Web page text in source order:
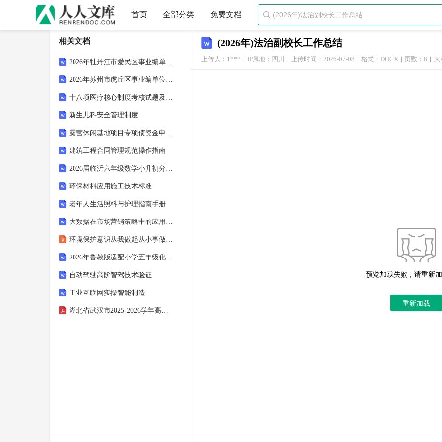
首页 全部分类 免费文档 
(2026年)法治副校长工作总结
上传人：1*** IP属地：四川 上传时间：2026-07-08 格式：DOCX 页数：8 大
预览加载失败，请重新
重新加载
相关文档
2026年牡丹江市爱民区事业编单位人员招聘考试参考试题及答案详解
2026年苏州市虎丘区事业编单位人员招聘笔试参考题库及答案详解
十八项医疗核心制度考核试题及答案
新生儿科安全管理制度
露营休闲基地项目专项债资金申请报告
建筑工程合同管理规范操作指南
2026届临沂六年级数学小升初分班考试独家解析包第180套强证据校准版（教师版+学生版含答案详解与评分标准）
环保材料应用施工技术标准
老年人生活照料与护理指南手册
大数据在市场营销策略中的应用手册
环境保护意识从我做起从小事做起小学主题班会课件
2026年鲁教版适配小学五年级化学期末模拟卷化学方程式与计算标准试卷第409套（含答案解析与可打印作答区）
自动驾驶高阶智驾技术验证
工业互联网实操智能制造
湖北省武汉市2025-2026学年高三物理上学期10月月考试卷含解析